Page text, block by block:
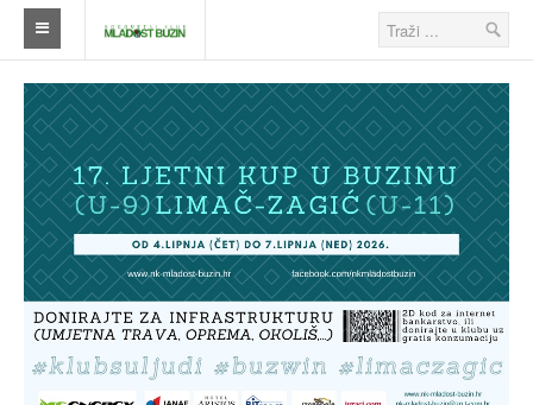
Naslovna
Klub
Škola nogometa
Ostalo
Klub
Novosti
Seniori